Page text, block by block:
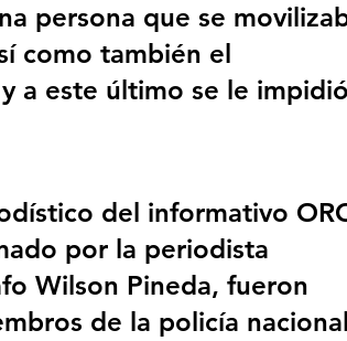
persona que se
como también el
a este último se le impidió
del informativo
por la periodista
Wilson Pineda, fueron
de la policía